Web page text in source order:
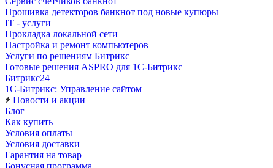
Прошивка детекторов банкнот под новые купюры
IT - услуги
Прокладка локальной сети
Настройка и ремонт компьютеров
Услуги по решениям Битрикс
Готовые решения ASPRO для 1С-Битрикс
Битрикс24
1С-Битрикс: Управление сайтом
Новости и акции
Блог
Как купить
Условия оплаты
Условия доставки
Гарантия на товар
Бонусная программа